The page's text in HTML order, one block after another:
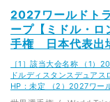
2027ワールドト
ープ【ミドル・ロ
手権 日本代表出
［1］該当大会名称 （1）
ドルディスタンスデュア
HP：未定 （2）2027ワー